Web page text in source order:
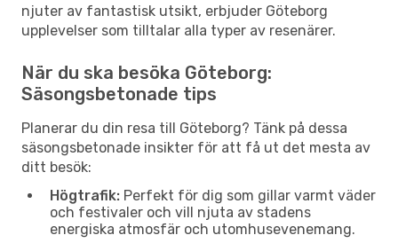
njuter av fantastisk utsikt, erbjuder Göteborg
upplevelser som tilltalar alla typer av resenärer.
När du ska besöka Göteborg:
Säsongsbetonade tips
Planerar du din resa till Göteborg? Tänk på dessa
säsongsbetonade insikter för att få ut det mesta av
ditt besök:
Högtrafik: Perfekt för dig som gillar varmt väder
och festivaler och vill njuta av stadens
energiska atmosfär och utomhusevenemang.